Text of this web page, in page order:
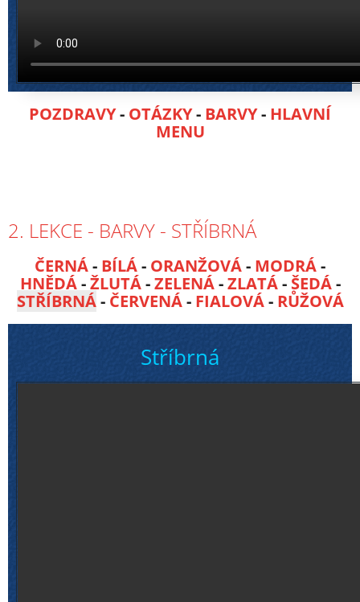
POZDRAVY- OTÁZKY- BARVY- HLAVNÍ
MENU
2. LEKCE - BARVY - STŘÍBRNÁ
ČERNÁ- BÍLÁ- ORANŽOVÁ- MODRÁ-
HNĚDÁ-ŽLUTÁ-ZELENÁ-ZLATÁ- ŠEDÁ-
STŘÍBRNÁ- ČERVENÁ- FIALOVÁ- RŮŽOVÁ
Stříbrná